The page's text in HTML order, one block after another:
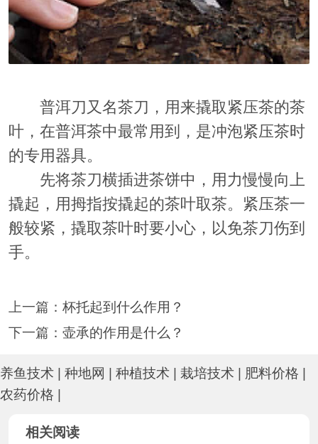
普洱刀又名茶刀，用来撬取紧压茶的茶
叶，在普洱茶中最常用到，是冲泡紧压茶时
的专用器具。
先将茶刀横插进茶饼中，用力慢慢向上
撬起，用拇指按撬起的茶叶取茶。紧压茶一
般较紧，撬取茶叶时要小心，以免茶刀伤到
手。
上一篇： 杯托起到什么作用？
下一篇： 壶承的作用是什么？
养鱼技术 | 种地网 | 种植技术 | 栽培技术 | 肥料价格 |
农药价格 |
相关阅读